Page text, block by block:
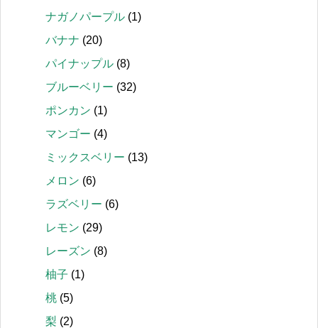
ナガノパープル (1)
バナナ (20)
パイナップル (8)
ブルーベリー (32)
ポンカン (1)
マンゴー (4)
ミックスベリー (13)
メロン (6)
ラズベリー (6)
レモン (29)
レーズン (8)
柚子 (1)
桃 (5)
梨 (2)